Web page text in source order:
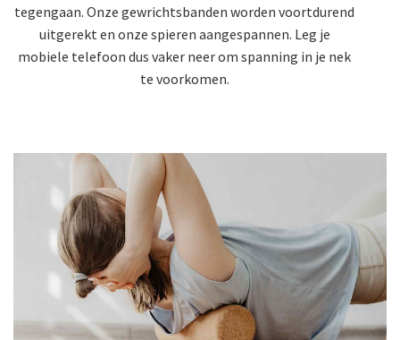
tegengaan. Onze gewrichtsbanden worden voortdurend
uitgerekt en onze spieren aangespannen. Leg je
mobiele telefoon dus vaker neer om spanning in je nek
te voorkomen.